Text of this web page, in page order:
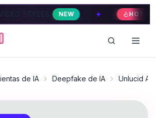
HOT 4 VIDEO
de IA Deepfake de IA Unlucid AI